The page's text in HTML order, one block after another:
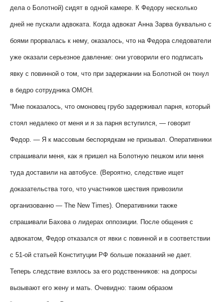
дела о Болотной) сидят в одной камере. К Федору несколько
дней не пускали адвоката. Когда адвокат Анна Зарва буквально с
боями прорвалась к нему, оказалось, что на Федора следователи
уже оказали серьезное давление: они уговорили его подписать
явку с повинной о том, что при задержании на Болотной он ткнул
в бедро сотрудника ОМОН.
“Мне показалось, что омоновец грубо задерживал парня, который
стоял недалеко от меня и я за парня вступился, — говорит
Федор. — Я к массовым беспорядкам не призывал. Оперативники
спрашивали меня, как я пришел на Болотную пешком или меня
туда доставили на автобусе. (Вероятно, следствие ищет
доказательства того, что участников шествия привозили
организованно — The New Times). Оперативники также
спрашивали Бахова о лидерах оппозиции. После общения с
адвокатом, Федор отказался от явки с повинной и в соответствии
с 51-ой статьей Конституции РФ больше показаний не дает.
Теперь следствие взялось за его родственников: на допросы
вызывают его жену и мать. Очевидно: таким образом